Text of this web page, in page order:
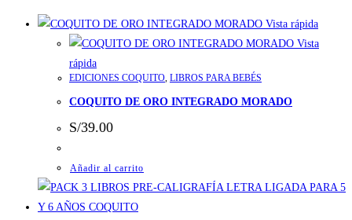
Vista rápida
Vista
rápida
EDICIONES COQUITO, LIBROS PARA BEBÉS
COQUITO DE ORO INTEGRADO MORADO
S/39.00
Añadir al carrito